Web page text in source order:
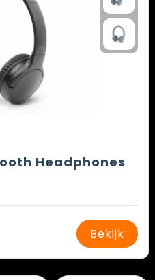
Headphones
Bekijk